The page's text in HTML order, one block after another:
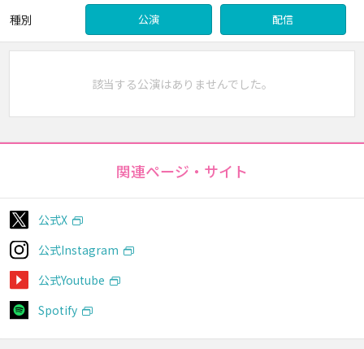
種別 公演 配信
該当する公演はありませんでした。
関連ページ・サイト
公式X
公式Instagram
公式Youtube
Spotify